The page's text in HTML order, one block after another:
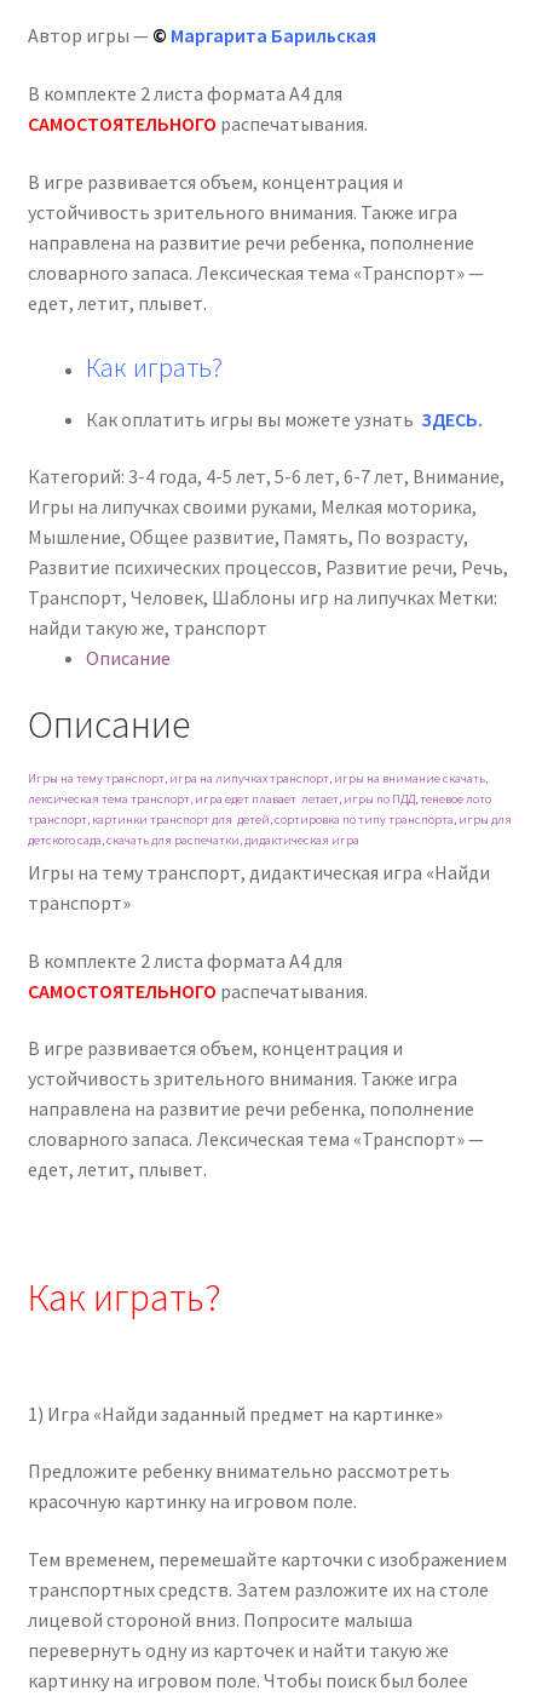
«Найди
в
городе»,
лото
Автор игры — © Маргарита Барильская
В комплекте 2 листа формата А4 для
САМОСТОЯТЕЛЬНОГО распечатывания.
В игре развивается объем, концентрация и
устойчивость зрительного внимания. Также игра
направлена на развитие речи ребенка, пополнение
словарного запаса. Лексическая тема «Транспорт» —
едет, летит, плывет.
Как играть?
Как оплатить игры вы можете узнать ЗДЕСЬ.
Категорий: 3-4 года, 4-5 лет, 5-6 лет, 6-7 лет, Внимание,
Игры на липучках своими руками, Мелкая моторика,
Мышление, Общее развитие, Память, По возрасту,
Развитие психических процессов, Развитие речи, Речь,
Транспорт, Человек, Шаблоны игр на липучках Метки:
найди такую же, транспорт
Описание
Описание
Игры на тему транспорт, игра на липучках транспорт, игры на внимание скачать,
лексическая тема транспорт, игра едет плавает летает, игры по ПДД, теневое лото
транспорт, картинки транспорт для детей, сортировка по типу транспорта, игры для
детского сада, скачать для распечатки, дидактическая игра
Игры на тему транспорт, дидактическая игра «Найди
транспорт»
В комплекте 2 листа формата А4 для
САМОСТОЯТЕЛЬНОГО распечатывания.
В игре развивается объем, концентрация и
устойчивость зрительного внимания. Также игра
направлена на развитие речи ребенка, пополнение
словарного запаса. Лексическая тема «Транспорт» —
едет, летит, плывет.
Как играть?
1) Игра «Найди заданный предмет на картинке»
Предложите ребенку внимательно рассмотреть
красочную картинку на игровом поле.
Тем временем, перемешайте карточки с изображением
транспортных средств. Затем разложите их на столе
лицевой стороной вниз. Попросите малыша
перевернуть одну из карточек и найти такую же
картинку на игровом поле. Чтобы поиск был более